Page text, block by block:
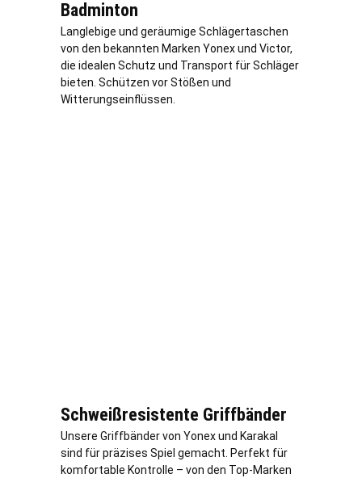
Badminton
Langlebige und geräumige Schlägertaschen
von den bekannten Marken Yonex und Victor,
die idealen Schutz und Transport für Schläger
bieten. Schützen vor Stößen und
Witterungseinflüssen.
Schweißresistente Griffbänder
Unsere Griffbänder von Yonex und Karakal
sind für präzises Spiel gemacht. Perfekt für
komfortable Kontrolle – von den Top-Marken